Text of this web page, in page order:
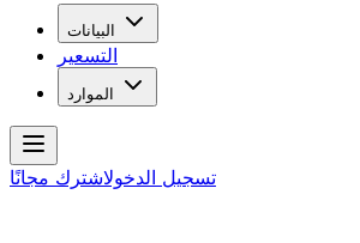
البيانات
التسعير
الموارد
تسجيل الدخولاشترك مجانًا